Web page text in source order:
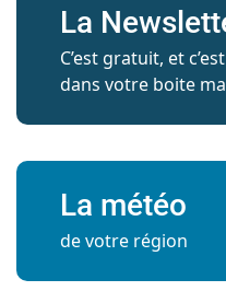
La
C’est gratuit, et
dans votre boite
La météo
de votre région